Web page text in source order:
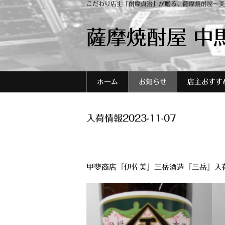
こだわり店主「酎摩貞治」が贈る、薩摩焼酎屋～
薩摩焼酎屋 中
ホーム お知らせ 店主おすす
入荷情報2023-11-07
甲斐商店『伊佐美』三岳酒造『三岳』入